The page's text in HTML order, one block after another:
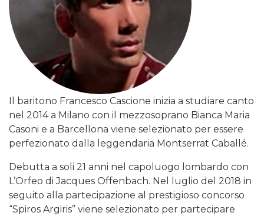
Il baritono Francesco Cascione inizia a studiare canto
nel 2014 a Milano con il mezzosoprano Bianca Maria
Casoni e a Barcellona viene selezionato per essere
perfezionato dalla leggendaria Montserrat Caballé.
Debutta a soli 21 anni nel capoluogo lombardo con
L’Orfeo di Jacques Offenbach. Nel luglio del 2018 in
seguito alla partecipazione al prestigioso concorso
“Spiros Argiris” viene selezionato per partecipare